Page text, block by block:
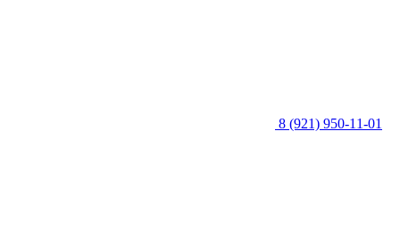
8 (921) 950-11-01